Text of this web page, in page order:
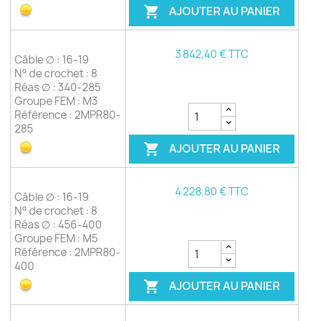
 AJOUTER AU PANIER
Câble ∅ : 16-19
N° de crochet : 8
Réas ∅ : 340-285
Groupe FEM : M3
Référence : 2MPR80-
285
3 842,40 € TTC
 AJOUTER AU PANIER
Câble ∅ : 16-19
N° de crochet : 8
Réas ∅ : 456-400
Groupe FEM : M5
Référence : 2MPR80-
400
4 228,80 € TTC
 AJOUTER AU PANIER